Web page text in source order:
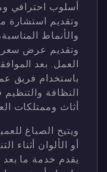
أسلوب احترافي
وتقديم استشارة
والأنماط
وتقديم عرض
العمل. بعد
باستخدام فريق
النظافة
أثاث وممتلكات
ويتيح الصباغ
أو الألوان أثناء
يقدم خدمة ما بعد